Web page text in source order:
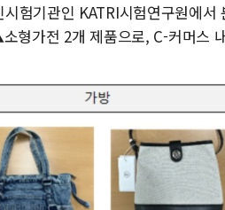
시험기관인 KATRI시험연구원
형가전 2개 제품으로, C-커머스